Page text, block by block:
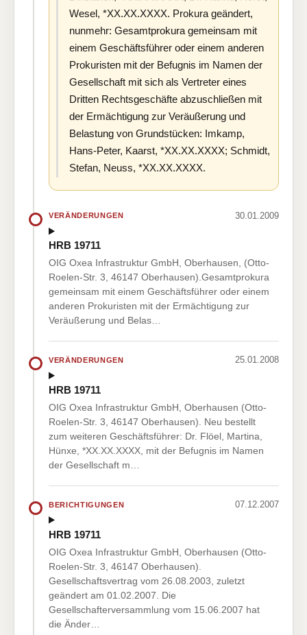
Wesel, *XX.XX.XXXX. Prokura geändert,
nunmehr: Gesamtprokura gemeinsam mit
einem Geschäftsführer oder einem anderen
Prokuristen mit der Befugnis im Namen der
Gesellschaft mit sich als Vertreter eines
Dritten Rechtsgeschäfte abzuschließen mit
der Ermächtigung zur Veräußerung und
Belastung von Grundstücken: Imkamp,
Hans-Peter, Kaarst, *XX.XX.XXXX; Schmidt,
Stefan, Neuss, *XX.XX.XXXX.
VERÄNDERUNGEN 30.01.2009
HRB 19711
OIG Oxea Infrastruktur GmbH, Oberhausen, (Otto-
Roelen-Str. 3, 46147 Oberhausen).Gesamtprokura
gemeinsam mit einem Geschäftsführer oder einem
anderen Prokuristen mit der Ermächtigung zur
Veräußerung und Belas…
VERÄNDERUNGEN 25.01.2008
HRB 19711
OIG Oxea Infrastruktur GmbH, Oberhausen (Otto-
Roelen-Str. 3, 46147 Oberhausen). Neu bestellt
zum weiteren Geschäftsführer: Dr. Flöel, Martina,
Hünxe, *XX.XX.XXXX, mit der Befugnis im Namen
der Gesellschaft m…
BERICHTIGUNGEN 07.12.2007
HRB 19711
OIG Oxea Infrastruktur GmbH, Oberhausen (Otto-
Roelen-Str. 3, 46147 Oberhausen).
Gesellschaftsvertrag vom 26.08.2003, zuletzt
geändert am 01.02.2007. Die
Gesellschafterversammlung vom 15.06.2007 hat
die Änder…